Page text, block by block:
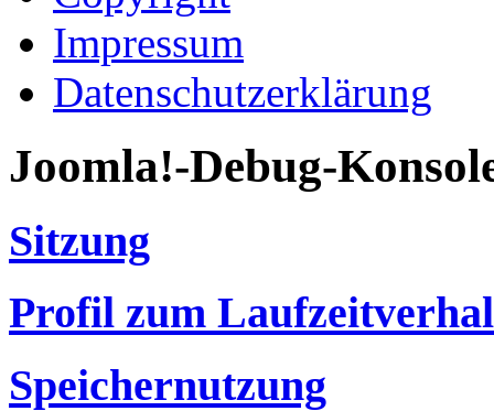
Impressum
Datenschutzerklärung
Joomla!-Debug-
Sitzung
Profil zum
Speichernutzung